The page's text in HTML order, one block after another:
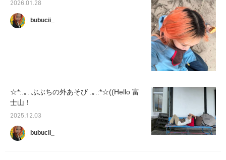
2026.01.28
bubucii_
☆*:.｡. ぶぶちの外あそび .｡.:*☆((Hello 富
士山！
2025.12.03
bubucii_